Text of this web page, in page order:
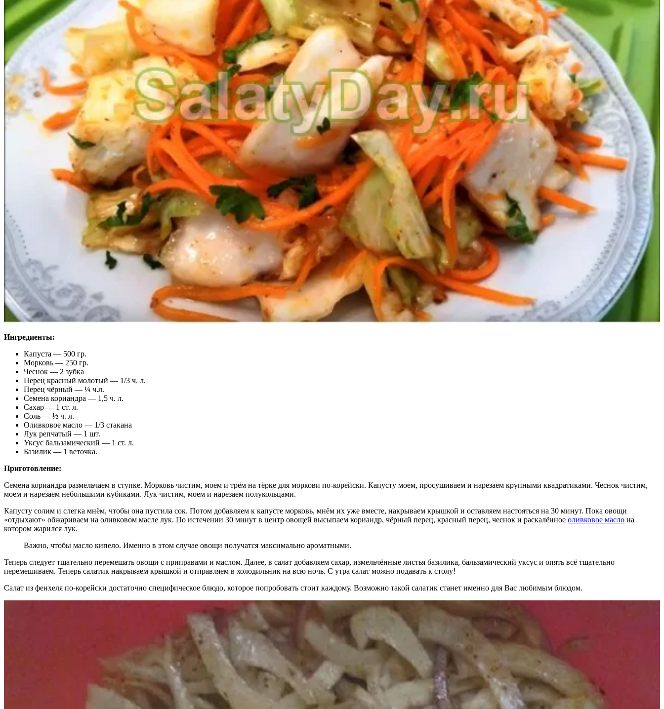
Ингредиенты:
Капуста — 500 гр.
Морковь — 250 гр.
Чеснок — 2 зубка
Перец красный молотый — 1/3 ч. л.
Перец чёрный — ¼ ч.л.
Семена кориандра — 1,5 ч. л.
Сахар — 1 ст. л.
Соль — ½ ч. л.
Оливковое масло — 1/3 стакана
Лук репчатый — 1 шт.
Уксус бальзамический — 1 ст. л.
Базилик — 1 веточка.
Приготовление:
Семена кориандра размельчаем в ступке. Морковь чистим, моем и трём на тёрке для моркови по-корейски. Капусту моем, просушиваем и нарезаем крупными квадратиками. Чеснок чистим,
моем и нарезаем небольшими кубиками. Лук чистим, моем и нарезаем полукольцами.
Капусту солим и слегка мнём, чтобы она пустила сок. Потом добавляем к капусте морковь, мнём их уже вместе, накрываем крышкой и оставляем настояться на 30 минут. Пока овощи
«отдыхают» обжариваем на оливковом масле лук. По истечении 30 минут в центр овощей высыпаем кориандр, чёрный перец, красный перец, чеснок и раскалённое оливковое масло на
котором жарился лук.
Важно, чтобы масло кипело. Именно в этом случае овощи получатся максимально ароматными.
Теперь следует тщательно перемешать овощи с приправами и маслом. Далее, в салат добавляем сахар, измельчённые листья базилика, бальзамический уксус и опять всё тщательно
перемешиваем. Теперь салатик накрываем крышкой и отправляем в холодильник на всю ночь. С утра салат можно подавать к столу!
Салат из фенхеля по-корейски достаточно специфическое блюдо, которое попробовать стоит каждому. Возможно такой салатик станет именно для Вас любимым блюдом.